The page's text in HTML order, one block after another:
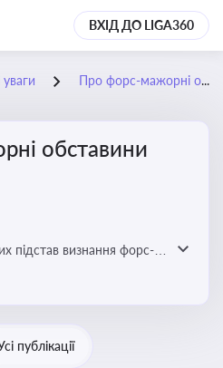
ВХІД ДО LIGA360
Про форс-мажорні обставини
обставини
підстав визнання форс-
від
їх настанням
публікації